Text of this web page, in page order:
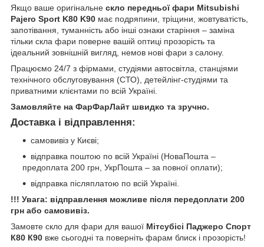
Якщо ваше оригінальне скло передньої фари Mitsubishi
Pajero Sport K80 K90 має подряпини, тріщини, жовтуватість,
запотівання, туманність або інші ознаки старіння – заміна
тільки скла фари поверне вашій оптиці прозорість та
ідеальний зовнішній вигляд, немов нові фари з салону.
Працюємо 24/7 з фірмами, студіями автосвітла, станціями
технічного обслуговування (СТО), детейлінг-студіями та
приватними клієнтами по всій Україні.
Замовляйте на ФарФарЛайт швидко та зручно.
Доставка і відправлення:
самовивіз у Києві;
відправка поштою по всій Україні (НоваПошта –
предоплата 200 грн, УкрПошта – за повної оплати);
відправка післяплатою по всій Україні.
!!! Увага: відправлення можливе після передоплати 200
грн або самовивіз.
Замовте скло для фари для вашої Мітсубісі Паджеро Спорт
К80 К90 вже сьогодні та поверніть фарам блиск і прозорість!